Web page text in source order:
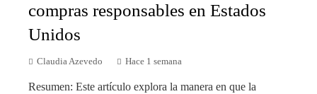
compras responsables en Estados
Unidos
Claudia Azevedo Hace 1 semana
Resumen: Este artículo explora la manera en que la